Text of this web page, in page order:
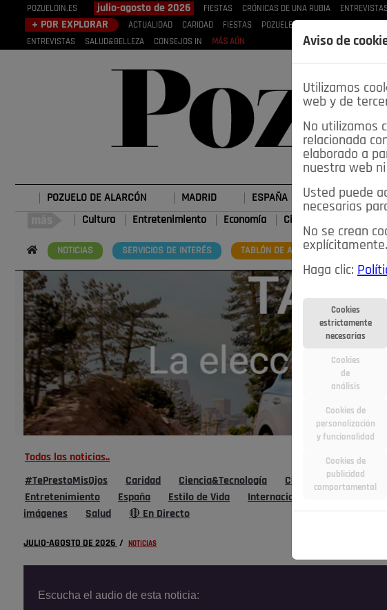
POZUELOIN.ES julio-agosto de 2026 FIESTAS CRÓNICAS DE UNA RUBIA
+ POR EXPLORAR ACTUALIDAD CARIDAD FIESTAS POZUELEROS
ENTREVISTAS
SALUD&BELLEZA CONSEJOS IN MÁS AÚN
POZUELO DE ALARCÓN MADRID ESPAÑA DEPORTES
Cultura Entretenimiento Economía Ciencia&Tecnología
NOTICIAS SERVICIOS DE INTERÉS TABLÓN DE ANUNCIOS MIS
Todas las noticias..
#TePrestoMisOjos Caridad Ciencia&Tecnología Cultura Deportes
Entretenimiento
España Estilo de Vida Internacional
imágenes
Salud 🔴 En Directo
JULIO-AGOSTO DE 2026 / NOTICIAS
Escucha el audio de esta noticia:
Aviso de
Utilizamos
web y de
No utilizamos
relacionada
elaborado a
nuestra web
Usted puede
necesarias
No se crean
explícitamente.
Haga clic:
Cookies
estrictamente
necesarias
Cookies
de
análisis
Cookies de
personalización
y funcionalidad
Cookies de
publicidad
comportamental